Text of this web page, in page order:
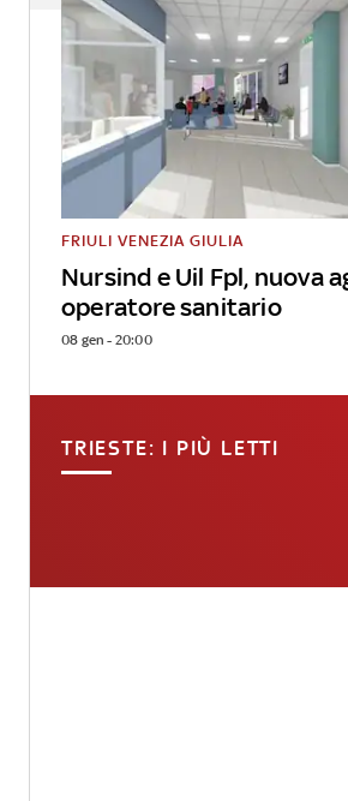
Nursind e Uil Fpl, nuova
operatore sanitario
FRIULI VENEZIA GIULIA
08 gen - 20:00
TRIESTE: I PIÙ LETTI